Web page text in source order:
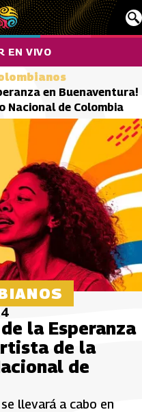
EN VIVO
en Buenaventura!
Nacional de Colombia
la Esperanza
de la
de
llevará a cabo en